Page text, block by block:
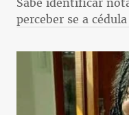
perceber se a